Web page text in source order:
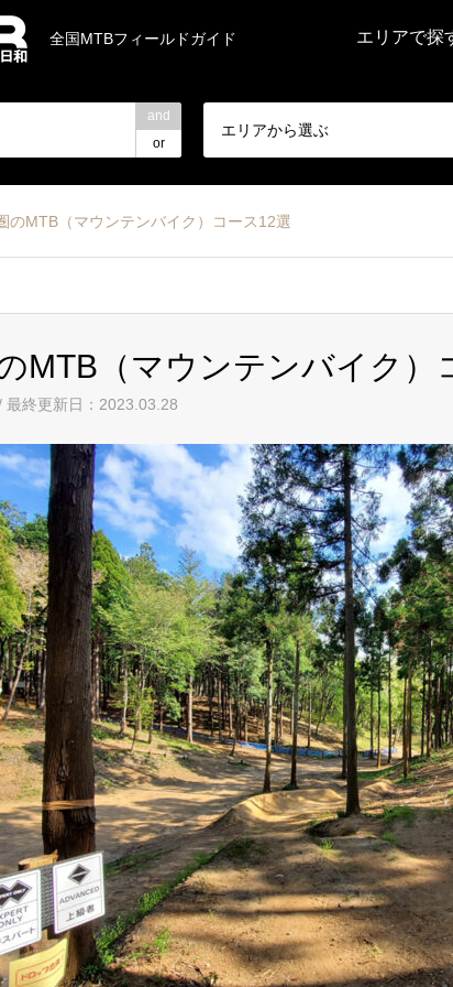
全国MTBフィールドガイド エリアで探
and
or
エリアから選ぶ
のMTB（マウンテンバイク）コース12選
MTB（マウンテンバイク）
最終更新日：2023.03.28